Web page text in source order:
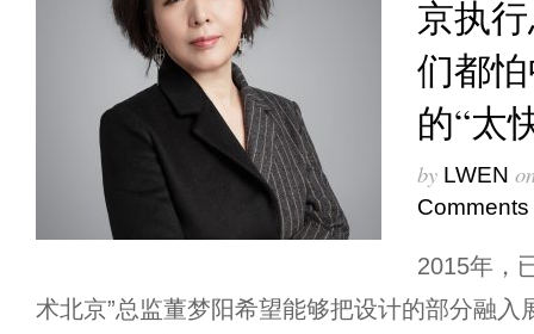
京执
们都
的“太
by LWEN
Comments
2015年，
术北京”总监董梦阳希望能够把设计的部分融